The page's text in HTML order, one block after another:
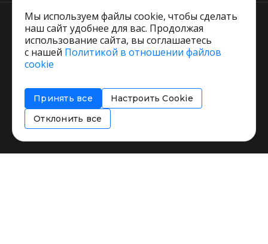
Пользовательское соглашение
Соглашение об информировании
Политика использования cookies
Мы используем файлы cookie, чтобы сделать
наш сайт удобнее для вас. Продолжая
использование сайта, вы соглашаетесь
с нашей Политикой в отношении файлов
cookie
Принять все
Настроить Cookie
Отклонить все